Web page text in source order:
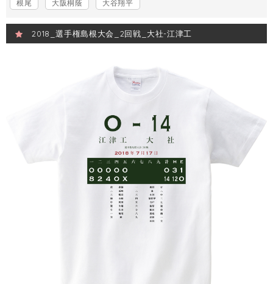
根尾
大阪桐蔭 大谷翔平
2018_選手権島根大会_2回戦_大社-江津工